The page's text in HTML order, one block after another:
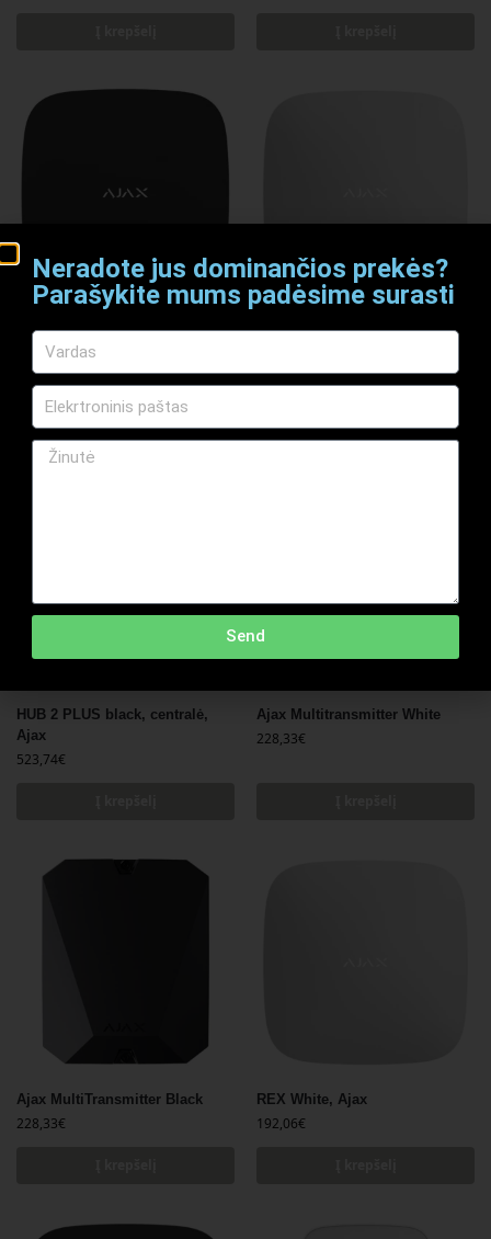
HUB Plus Black
496,95€
Į krepšelį
HUB 2 PLUS white, centralė,
523,74€
HUB 2 PLUS black, centralė,
Ajax
523,74€
Ajax Multitransmitter White
228,33€
Ajax MultiTransmitter Black
228,33€
REX White, Ajax
192,06€
Neradote jus dominančios prekės?
Parašykite mums padėsime surasti
Send